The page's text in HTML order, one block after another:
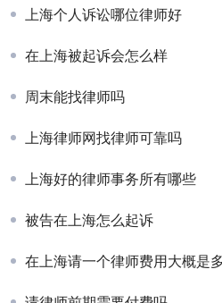
上海个人诉讼哪位律师好
在上海被起诉会怎么样
周末能找律师吗
上海律师网找律师可靠吗
上海好的律师事务所有哪些
被告在上海怎么起诉
在上海请一个律师费用大概是